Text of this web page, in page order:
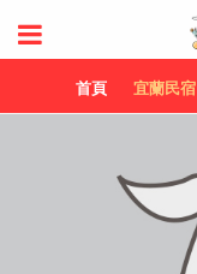
首頁 宜蘭民宿